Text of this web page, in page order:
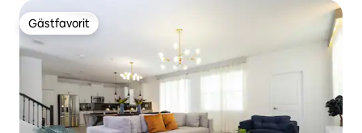
Gästfavorit
Gästfavorit